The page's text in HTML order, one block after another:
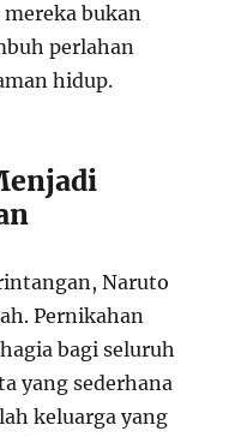
bukan
perlahan
hidup.
Naruto
Pernikahan
bagi seluruh
yang sederhana
keluarga yang